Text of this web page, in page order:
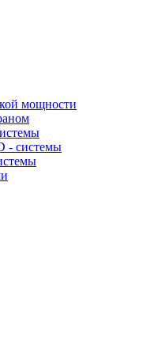
мощности
- системы